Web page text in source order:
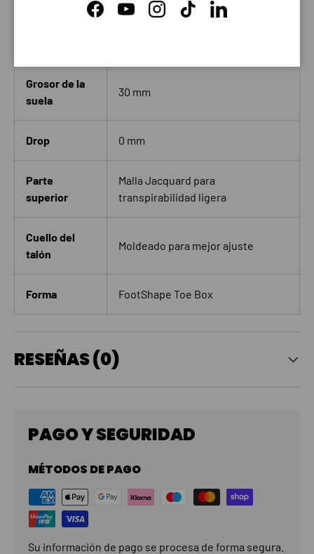
FootPod
Grosor de la
suela
30 mm
Drop 0 mm
Parte
superior
Malla Jacquard para
transpirabilidad ligera
Cuello del
talón
Moldeado para mejor ajuste
Forma FootShape Toe Box
RESEÑAS (0)
PAGO Y SEGURIDAD
MÉTODOS DE PAGO
Su información de pago se procesa de forma segura.
FacebookYouTubeInstagramTikTokLinkedIn